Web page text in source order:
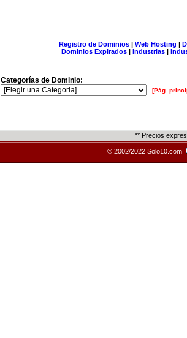
Registro de Dominios| Web Hosting |
Dominios Expirados | Industrias |
Categorías de Dominio:
[Pág.
** Precios
© 2002/2022 Solo10.com